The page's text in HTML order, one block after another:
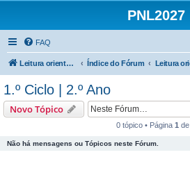
PNL2027
FAQ
Leitura orientada Índice do Fórum
1.º Ciclo | 2.º Ano
Novo Tópico
0 tópico • Página 1 de
Não há mensagens ou Tópicos neste Fórum.